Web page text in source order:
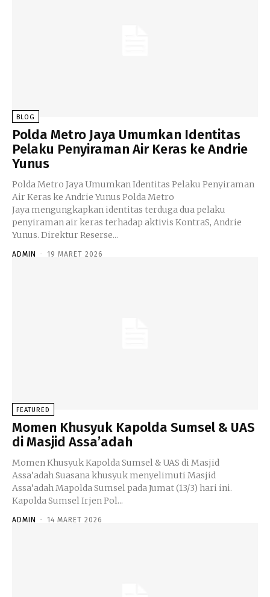
BLOG
Polda Metro Jaya Umumkan Identitas
Pelaku Penyiraman Air Keras ke Andrie
Yunus
Polda Metro Jaya Umumkan Identitas Pelaku Penyiraman
Air Keras ke Andrie Yunus Polda Metro
Jaya mengungkapkan identitas terduga dua pelaku
penyiraman air keras terhadap aktivis KontraS, Andrie
Yunus. Direktur Reserse...
ADMIN - 19 MARET 2026
FEATURED
Momen Khusyuk Kapolda Sumsel & UAS
di Masjid Assa’adah
Momen Khusyuk Kapolda Sumsel & UAS di Masjid
Assa’adah Suasana khusyuk menyelimuti Masjid
Assa’adah Mapolda Sumsel pada Jumat (13/3) hari ini.
Kapolda Sumsel Irjen Pol...
ADMIN - 14 MARET 2026